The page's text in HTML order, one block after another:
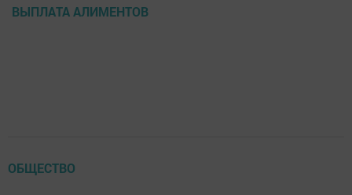
ВЫПЛАТА АЛИМЕНТОВ
ОБЩЕСТВО